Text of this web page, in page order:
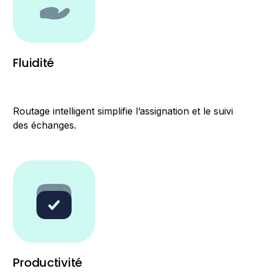
Fluidité
Routage intelligent simplifie l’assignation et le suivi
des échanges.
Productivité